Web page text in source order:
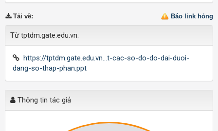
Báo link hỏng
Tải về:
Từ tptdm.gate.edu.vn:
https://tptdm.gate.edu.vn...t-cac-so-do-do-dai-duoi-
dang-so-thap-phan.ppt
Thông tin tác giả